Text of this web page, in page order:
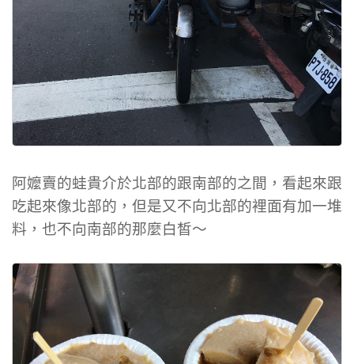
阿嬤賣的蛙貴介於北部的跟南部的之間，看起來跟
吃起來像北部的，但是又不向北部的裡面有加一堆
料，也不向南部的那麼白皙～